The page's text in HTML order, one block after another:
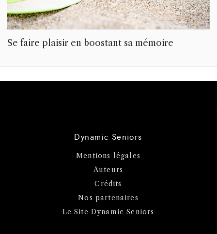
Se faire plaisir en boostant sa mémoire
Dynamic Seniors
Mentions légales
Auteurs
Crédits
Nos partenaires
Le Site Dynamic Seniors